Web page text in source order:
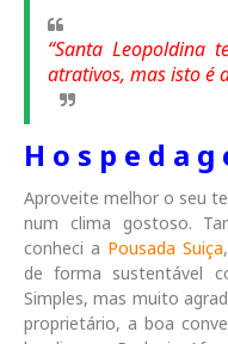
“Santa Leopoldina
atrativos, mas isto é
H o s p e d a g
Aproveite melhor o seu
num clima gostoso.
conheci a Pousada Suiça
de forma sustentável
Simples, mas muito
proprietário, a boa